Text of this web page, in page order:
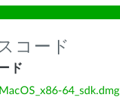
コード
ド
64_sdk.dmg